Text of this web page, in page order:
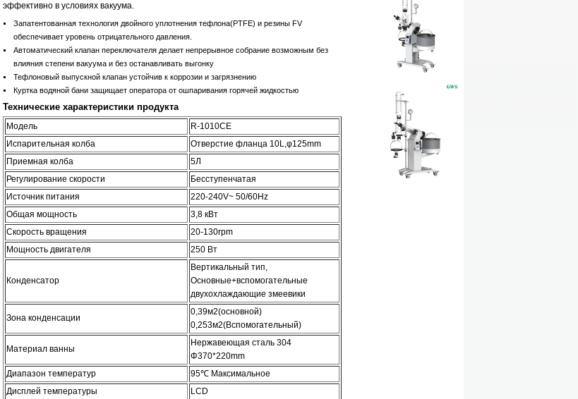
эффективно в условиях вакуума.
Запатентованная технология двойного уплотнения тефлона(PTFE) и резины FV
обеспечивает уровень отрицательного давления.
Автоматический клапан переключателя делает непрерывное собрание возможным без
влияния степени вакуума и без останавливать выгонку
Тефлоновый выпускной клапан устойчив к коррозии и загрязнению
Куртка водяной бани защищает оператора от ошпаривания горячей жидкостью
Технические характеристики продукта
Модель
R-1010CE
Испарительная колба
Отверстие фланца 10L,φ125mm
Приемная колба
5Л
Регулирование скорости
Бесступенчатая
Источник питания
220-240V~ 50/60Hz
Общая мощность
3,8 кВт
Скорость вращения
20-130rpm
Мощность двигателя
250 Вт
Конденсатор
Вертикальный тип,
Основные+вспомогательные
двухохлаждающие змеевики
Зона конденсации
0,39м2(основной)
0,253м2(Вспомогательный)
Материал ванны
Нержавеющая сталь 304
Φ370*220mm
Диапазон температур
95℃ Максимальное
Дисплей температуры
LCD